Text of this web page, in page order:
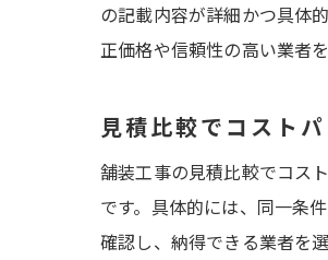
の記載内容が詳細かつ具体
正価格や信頼性の高い業者
見積比較でコスト
舗装工事の見積比較でコス
です。具体的には、同一条
確認し、納得できる業者を